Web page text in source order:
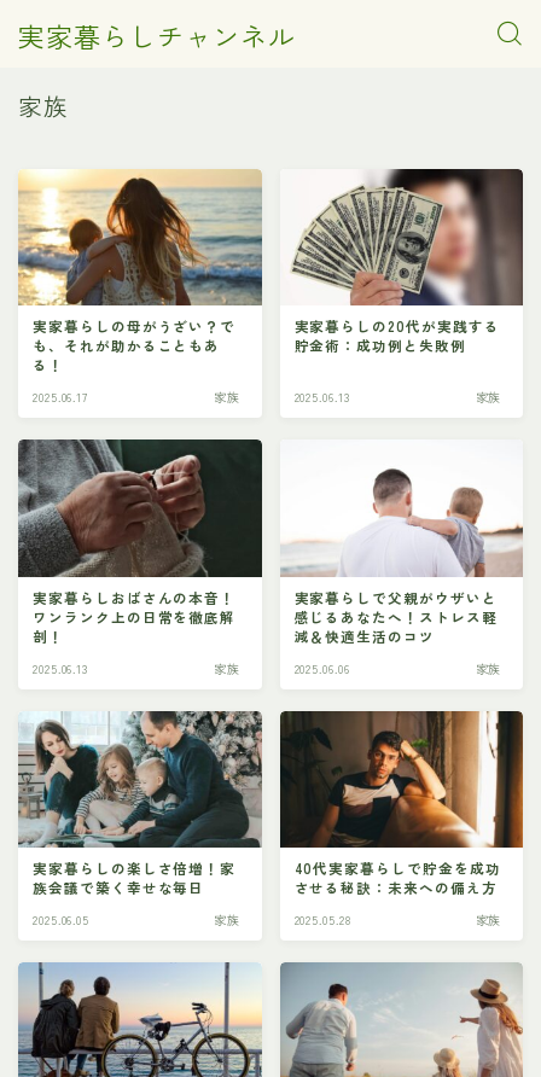
実家暮らしチャンネル
家族
実家暮らしの母がうざい？で
も、それが助かることもあ
る！
2025.06.17 家族
実家暮らしの20代が実践する
貯金術：成功例と失敗例
2025.06.13 家族
実家暮らしおばさんの本音！
ワンランク上の日常を徹底解
剖！
2025.06.13 家族
実家暮らしで父親がウザいと
感じるあなたへ！ストレス軽
減＆快適生活のコツ
2025.06.06 家族
実家暮らしの楽しさ倍増！家
族会議で築く幸せな毎日
2025.06.05 家族
40代実家暮らしで貯金を成功
させる秘訣：未来への備え方
2025.05.28 家族